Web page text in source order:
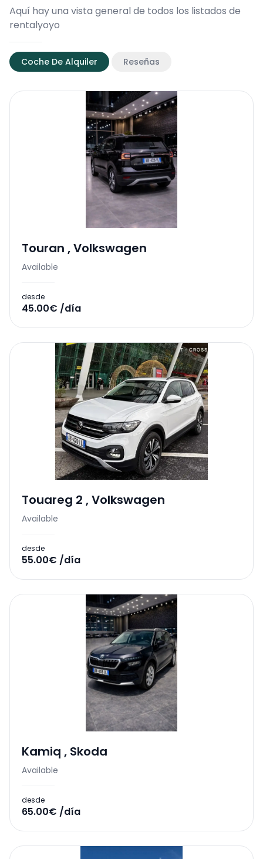
Aquí hay una vista general de todos los listados de
rentalyoyo
Coche De Alquiler Reseñas
Touran ,Volkswagen
Available
desde
45.00€ /día
Touareg 2 ,Volkswagen
Available
desde
55.00€ /día
Kamiq , Skoda
Available
desde
65.00€ /día